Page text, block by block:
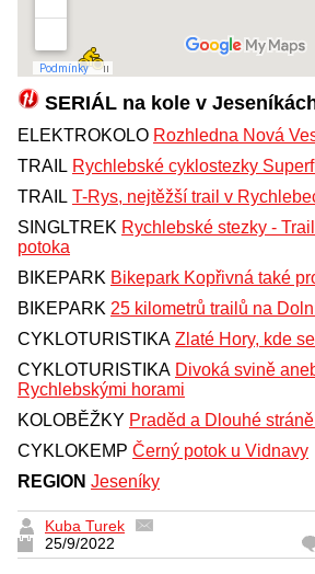
SERIÁL na kole v
ELEKTROKOLO Rozhledna Nová
TRAIL Rychlebské cyklostezky
TRAIL T-Rys, nejtěžší trail v
SINGLTREK Rychlebské stezky -
potoka
BIKEPARK Bikepark Kopřivná také
BIKEPARK 25 kilometrů trailů na
CYKLOTURISTIKA Zlaté Hory, kde
CYKLOTURISTIKA Divoká svině
Rychlebskými horami
KOLOBĚŽKY Praděd a Dlouhé
CYKLOKEMP Černý potok u Vidnavy
REGION Jeseníky
Kuba Turek
25/9/2022